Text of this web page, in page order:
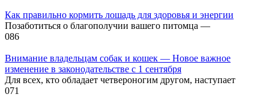
Как правильно кормить лошадь для здоровья и энергии
Позаботиться о благополучии вашего питомца —
086
Внимание владельцам собак и кошек — Новое важное
изменение в законодательстве с 1 сентября
Для всех, кто обладает четвероногим другом, наступает
071